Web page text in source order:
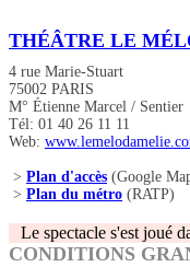
THÉÂTRE LE
4 rue Marie-Stuart
75002 PARIS
M° Étienne Marcel / Sentier
Tél: 01 40 26 11 11
Web:
> Plan d'accès (Google
> Plan du métro (RATP)
Le spectacle s'est joué
CONDITIONS